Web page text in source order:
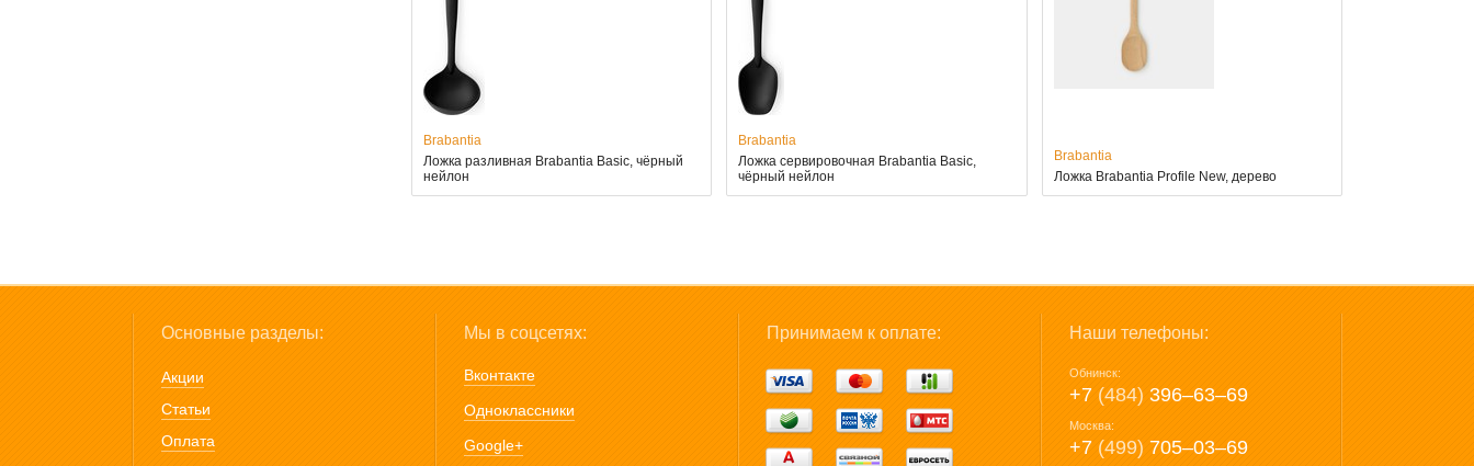
Brabantia
Ложка разливная Brabantia Basic, чёрный
нейлон
Brabantia
Ложка сервировочная Brabantia Basic,
чёрный нейлон
Brabantia
Ложка Brabantia Profile New, дерево
Основные разделы:
Акции
Статьи
Оплата
Мы в соцсетях:
Вконтакте
Одноклассники
Google+
Принимаем к оплате: Наши телефоны:
Обнинск:
+7 (484) 396‒63‒69
Москва:
+7 (499) 705‒03‒69